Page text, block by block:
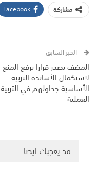
مشاركة
Facebook
الخبر السابق
المضف يصدر قرارا برفع المنع
لاستكمال الأساتذة التربية
الأساسية جداولهم في التربية
العملية
قد يعجبك ايضا